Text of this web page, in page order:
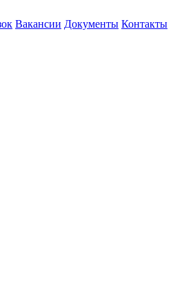
Вакансии Документы Контакты